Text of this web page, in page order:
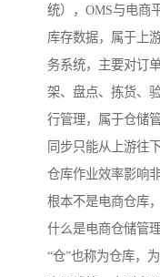
统），OMS与电商
库存数据，属于上
务系统，主要对订
架、盘点、拣货、
行管理，属于仓储
同步只能从上游往
仓库作业效率影响
根本不是电商仓库
什么是电商仓储管
“仓”也称为仓库，